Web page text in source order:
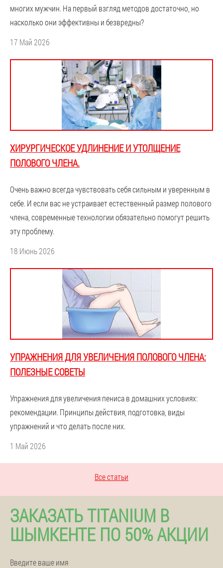
многих мужчин. На первый взгляд методов достаточно, но
насколько они эффективны и безвредны?
17 Май 2026
ХИРУРГИЧЕСКОЕ УДЛИНЕНИЕ И УТОЛЩЕНИЕ
ПОЛОВОГО ЧЛЕНА.
Очень важно всегда чувствовать себя сильным и уверенным в
себе. И если вас не устраивает естественный размер полового
члена, современные технологии обязательно помогут решить
эту проблему.
18 Июнь 2026
УПРАЖНЕНИЯ ДЛЯ УВЕЛИЧЕНИЯ ПОЛОВОГО ЧЛЕНА:
ПОЛЕЗНЫЕ СОВЕТЫ
Упражнения для увеличения пениса в домашних условиях:
рекомендации. Принципы действия, подготовка, виды
упражнений и что делать после них.
1 Май 2026
Все статьи
ЗАКАЗАТЬ TITANIUM В
ШЫМКЕНТЕ ПО 50% АКЦИИ
Введите ваше имя